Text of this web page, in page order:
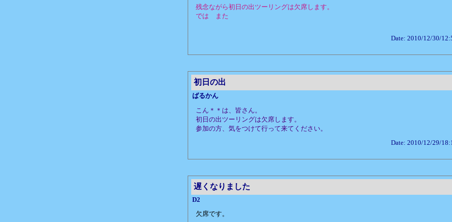
残念ながら初日の出ツーリングは欠席します。
では また
Date: 2010/12/30/
初日の出
ばるかん
こん＊＊は、皆さん。
初日の出ツーリングは欠席します。
参加の方、気をつけて行って来てください。
Date: 2010/12/29/
遅くなりました
D2
欠席です。